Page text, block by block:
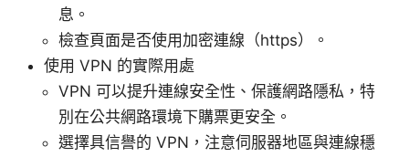
息。
檢查頁面是否使用加密連線（https）。
使用 VPN 的實際用處
VPN 可以提升連線安全性、保護網路隱私，特
別在公共網路環境下購票更安全。
選擇具信譽的 VPN，注意伺服器地區與連線穩